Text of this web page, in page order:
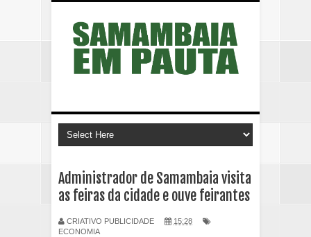
Administrador de Samambaia visita
as feiras da cidade e ouve feirantes
CRIATIVO PUBLICIDADE
15:28
ECONOMIA